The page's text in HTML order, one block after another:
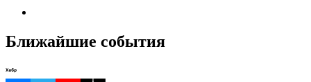
Ближайшие события